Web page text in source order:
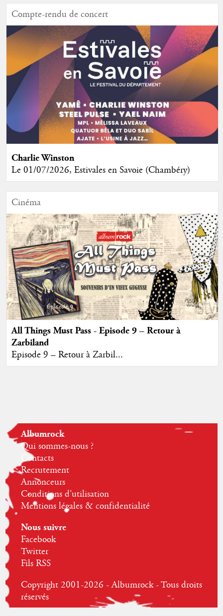
Compte-rendu de concert
Charlie Winston
Le 01/07/2026, Estivales en Savoie (Chambéry)
Cinéma
All Things Must Pass - Episode 9 – Retour à
Zarbiland
Episode 9 – Retour à Zarbil...
Albumrock
Qui sommes-nous ?
Contacts
Recrutement
Annonceurs
Conditions d'utilisation
Mentions légales & confidentialité
Nous suivre
Facebook
Twitter
Fils RSS
Copyright 2001-2026 - Albumrock - Tous droits
réservés